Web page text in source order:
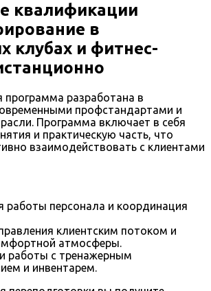
квалификации
в
клубах и фитнес-
программа разработана в
профстандартами и
Программа включает в себя
и практическую часть, что
взаимодействовать с клиентами
работы персонала и координация
клиентским потоком и
атмосферы.
работы с тренажерным
и инвентарем.